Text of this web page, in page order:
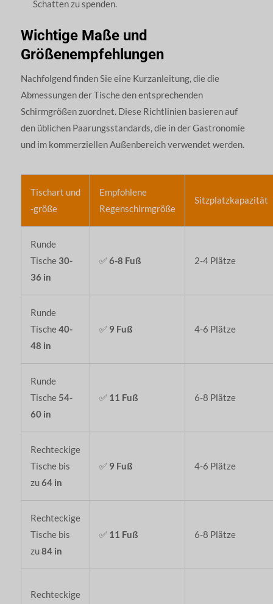
Schatten zu spenden.
Wichtige Maße und
Größenempfehlungen
Nachfolgend finden Sie eine Kurzanleitung, die die
Abmessungen der Tische den entsprechenden
Schirmgrößen zuordnet. Diese Richtlinien basieren auf
den üblichen Paarungsstandards, die in der Gastronomie
und im kommerziellen Außenbereich verwendet werden.
Tischart und
-größe
Empfohlene
Regenschirmgröße
Sitzplatzkapazität
Runde
Tische 30-
36 in
✅ 6-8 Fuß 2-4 Plätze
Runde
Tische40-
48 in
✅ 9 Fuß 4-6 Plätze
Runde
Tische 54-
60 in
✅ 11 Fuß 6-8 Plätze
Rechteckige
Tische bis
zu64 in
✅ 9 Fuß 4-6 Plätze
Rechteckige
Tische bis
zu84 in
✅ 11 Fuß 6-8 Plätze
Rechteckige